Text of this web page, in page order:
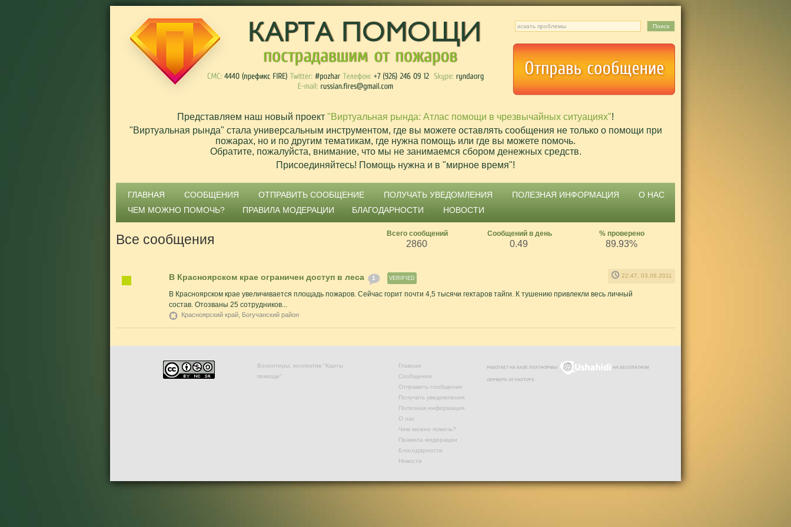
Представляем наш новый проект "Виртуальная рында: Атлас помощи в чрезвычайных ситуациях"!
"Виртуальная рында" стала универсальным инструментом, где вы можете оставлять сообщения не только о помощи при
пожарах, но и по другим тематикам, где нужна помощь или где вы можете помочь.
Обратите, пожалуйста, внимание, что мы не занимаемся сбором денежных средств.
Присоединяйтесь! Помощь нужна и в "мирное время"!
ГЛАВНАЯ СООБЩЕНИЯ ОТПРАВИТЬ СООБЩЕНИЕ ПОЛУЧАТЬ УВЕДОМЛЕНИЯ ПОЛЕЗНАЯ ИНФОРМАЦИЯ
О НАС
ЧЕМ МОЖНО ПОМОЧЬ?
ПРАВИЛА МОДЕРАЦИИ БЛАГОДАРНОСТИ НОВОСТИ
Всего сообщений Сообщений в день % проверено
2860 0.49 89.93%
Все сообщения
В Красноярском крае ограничен доступ в леса 1 VERIFIED 22:47, 03.06.2011
В Красноярском крае увеличивается площадь пожаров. Сейчас горит почти 4,5 тысячи гектаров тайги. К тушению привлекли весь личный
состав. Отозваны 25 сотрудников...
Красноярский край, Богучанский район
Волонтеры, коллектив "Карты
помощи"
Главная
Сообщения
Отправить сообщение
Получать уведомления
Полезная информация
О нас
Чем можно помочь?
Правила модерации
Благодарности
Новости
РАБОТАЕТ НА БАЗЕ ПЛАТФОРМЫ НА БЕСПЛАТНОМ
СЕРВЕРЕ ОТ FASTVPS